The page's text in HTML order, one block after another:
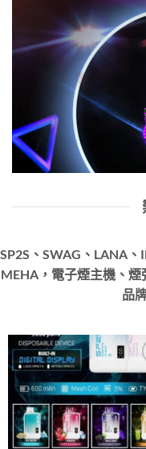
SP2S、SWAG、LANA、
MEHA，電子煙主機、
品